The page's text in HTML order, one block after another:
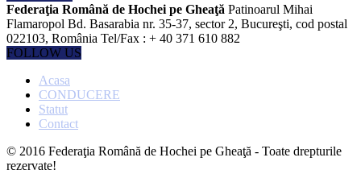
Federaţia Română de Hochei pe Gheaţă Patinoarul Mihai
Flamaropol Bd. Basarabia nr. 35-37, sector 2, Bucureşti, cod postal
022103, România Tel/Fax : + 40 371 610 882
FOLLOW US
Acasa
CONDUCERE
Statut
Contact
© 2016 Federaţia Română de Hochei pe Gheaţă - Toate drepturile
rezervate!